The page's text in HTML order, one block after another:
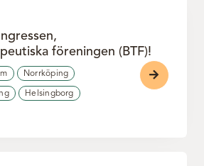
föreningen (BTF)!
Norrköping
Helsingborg